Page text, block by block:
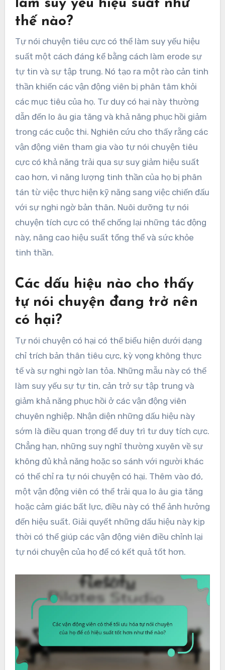
làm suy yếu hiệu suất như
thế nào?
Tự nói chuyện tiêu cực có thể làm suy yếu hiệu
suất một cách đáng kể bằng cách làm erode sự
tự tin và sự tập trung. Nó tạo ra một rào cản tinh
thần khiến các vận động viên bị phân tâm khỏi
các mục tiêu của họ. Tư duy có hại này thường
dẫn đến lo âu gia tăng và khả năng phục hồi giảm
trong các cuộc thi. Nghiên cứu cho thấy rằng các
vận động viên tham gia vào tự nói chuyện tiêu
cực có khả năng trải qua sự suy giảm hiệu suất
cao hơn, vì năng lượng tinh thần của họ bị phân
tán từ việc thực hiện kỹ năng sang việc chiến đấu
với sự nghi ngờ bản thân. Nuôi dưỡng tự nói
chuyện tích cực có thể chống lại những tác động
này, nâng cao hiệu suất tổng thể và sức khỏe
tinh thần.
Các dấu hiệu nào cho thấy
tự nói chuyện đang trở nên
có hại?
Tự nói chuyện có hại có thể biểu hiện dưới dạng
chỉ trích bản thân tiêu cực, kỳ vọng không thực
tế và sự nghi ngờ lan tỏa. Những mẫu này có thể
làm suy yếu sự tự tin, cản trở sự tập trung và
giảm khả năng phục hồi ở các vận động viên
chuyên nghiệp. Nhận diện những dấu hiệu này
sớm là điều quan trọng để duy trì tư duy tích cực.
Chẳng hạn, những suy nghĩ thường xuyên về sự
không đủ khả năng hoặc so sánh với người khác
có thể chỉ ra tự nói chuyện có hại. Thêm vào đó,
một vận động viên có thể trải qua lo âu gia tăng
hoặc cảm giác bất lực, điều này có thể ảnh hưởng
đến hiệu suất. Giải quyết những dấu hiệu này kịp
thời có thể giúp các vận động viên điều chỉnh lại
tự nói chuyện của họ để có kết quả tốt hơn.